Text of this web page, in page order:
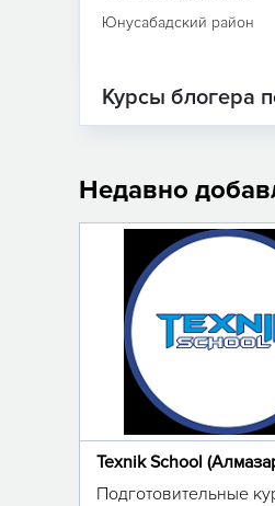
Юнусабадский район
Курсы блогера
Недавно
Texnik School
Подготовительные